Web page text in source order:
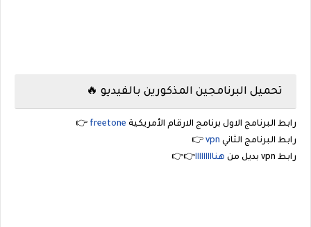
تحميل البرنامجين المذكورين بالفيديو 🔥
رابط البرنامج الاول برنامج الارقام الأمريكيةfreetone
👉
رابط البرنامج الثانيvpn
👉
رابط vpn بديل من
هنااااااااا👉👉